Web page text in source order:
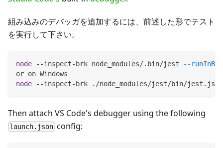
組み込みのデバッガを追加するには、前述した形でテスト
を実行して下さい。
node --inspect-brk node_modules/.bin/jest
--
or on Windows
node --inspect-brk ./node_modules/jest/bin/jest.js
Then attach VS Code's debugger using the following
launch.json config: